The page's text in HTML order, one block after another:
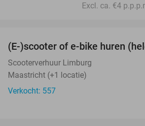
Excl. ca. €4
(E-)scooter of e-bike huren
Scooterverhuur Limburg
Maastricht (+1 locatie)
Verkocht: 557